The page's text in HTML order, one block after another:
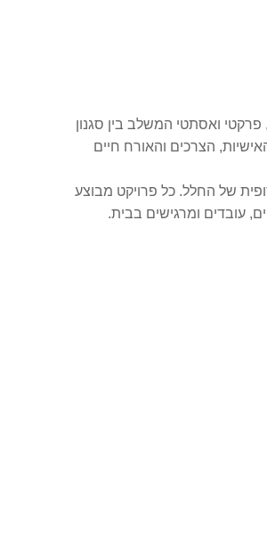
פרקטי ואסתטי המשלב בין סגנון
הצרכים והאורח חיים
של החלל. כל פרויקט מבוצע
עובדים ומרגישים בבית.